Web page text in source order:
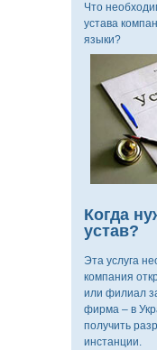
Что
устава
языки?
Когда
устав?
Эта услуга
компания
или филиал
фирма – в
получить
инстанции.